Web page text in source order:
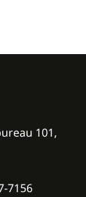
101,
7156